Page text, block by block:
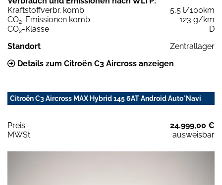
Kraftstoffverbr. komb.
5,5 l/100km
CO2-Emissionen komb.
123 g/km
CO2-Klasse
D
Standort
Zentrallager
Details zum Citroën C3 Aircross anzeigen
Citroën C3 Aircross MAX Hybrid 145 6AT Android Auto*Navi
Preis:
24.999,00 €
MWSt:
ausweisbar